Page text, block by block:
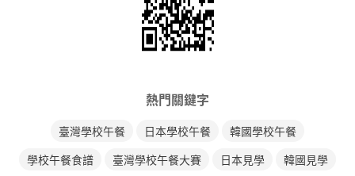
熱門關鍵字
臺灣學校午餐 日本學校午餐
韓國學校午餐
學校午餐食譜
臺灣學校午餐大賽 日本見學 韓國見學